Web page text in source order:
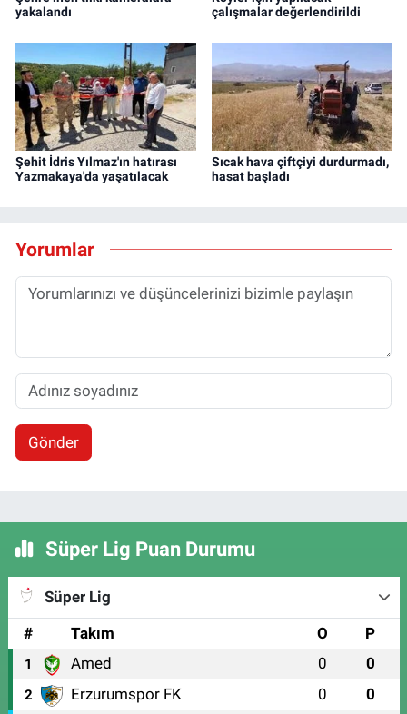
yakalandı
çalışmalar değerlendirildi
Şehit İdris Yılmaz'ın hatırası
Yazmakaya'da yaşatılacak
Sıcak hava çiftçiyi durdurmadı,
hasat başladı
Yorumlar
Gönder
Süper Lig Puan Durumu
Süper Lig
#
Takım O P
1 Amed 0 0
2 Erzurumspor FK 0 0